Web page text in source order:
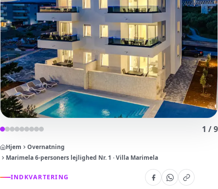
1 /9
Hjem
Overnatning
Marimela 6-personers lejlighed Nr. 1 · Villa Marimela
INDKVARTERING